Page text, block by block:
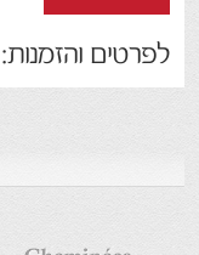
לפרטים והזמנות: 073-850-0480